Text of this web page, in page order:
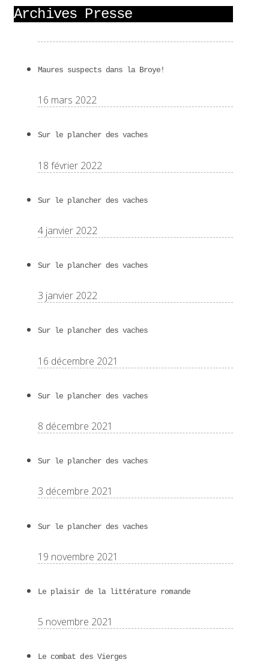
Archives Presse
Maures suspects dans la Broye!
16 mars 2022
Sur le plancher des vaches
18 février 2022
Sur le plancher des vaches
4 janvier 2022
Sur le plancher des vaches
3 janvier 2022
Sur le plancher des vaches
16 décembre 2021
Sur le plancher des vaches
8 décembre 2021
Sur le plancher des vaches
3 décembre 2021
Sur le plancher des vaches
19 novembre 2021
Le plaisir de la littérature romande
5 novembre 2021
Le combat des Vierges